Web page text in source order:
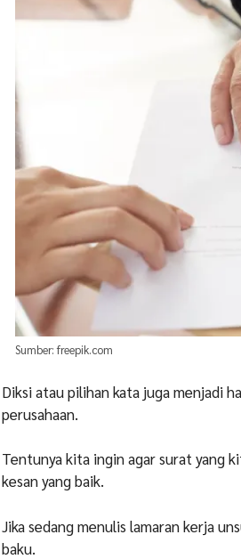
Sumber: freepik.com
Diksi atau pilihan kata juga menjadi
perusahaan.
Tentunya kita ingin agar surat yang
kesan yang baik.
Jika sedang menulis lamaran kerja
baku.